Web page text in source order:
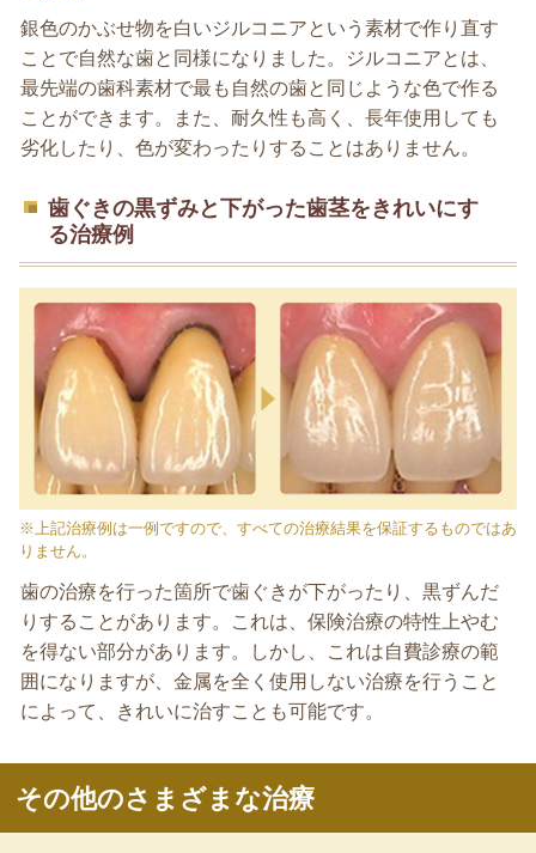
銀色のかぶせ物を白いジルコニアという素材で作り直す
ことで自然な歯と同様になりました。ジルコニアとは、
最先端の歯科素材で最も自然の歯と同じような色で作る
ことができます。また、耐久性も高く、長年使用しても
劣化したり、色が変わったりすることはありません。
歯ぐきの黒ずみと下がった歯茎をきれいにす
る治療例
※上記治療例は一例ですので、すべての治療結果を保証するものではあ
りません。
歯の治療を行った箇所で歯ぐきが下がったり、黒ずんだ
りすることがあります。これは、保険治療の特性上やむ
を得ない部分があります。しかし、これは自費診療の範
囲になりますが、金属を全く使用しない治療を行うこと
によって、きれいに治すことも可能です。
その他のさまざまな治療